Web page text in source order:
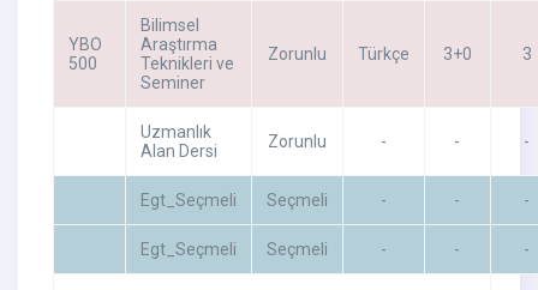
YBO
500
Bilimsel
Araştırma
Teknikleri ve
Seminer
Zorunlu Türkçe 3+0 3
Uzmanlık
Alan Dersi
Zorunlu - - -
Egt_Seçmeli Seçmeli - - -
Egt_Seçmeli Seçmeli - - -